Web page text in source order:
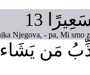
13
Njegova, - pa, Mi smo
مَن يَشَاء